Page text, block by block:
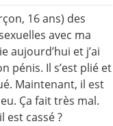
16 ans) des
avec ma
aujourd’hui et j’ai
pénis. Il s’est plié et
Maintenant, il est
Ça fait très mal.
est cassé ?